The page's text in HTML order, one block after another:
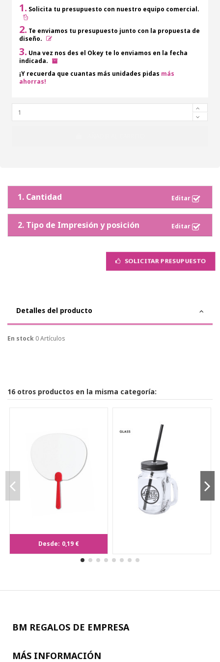
1. Solicita tu presupuesto con nuestro equipo comercial.
2. Te enviamos tu presupuesto junto con la propuesta de
diseño.
3. Una vez nos des el Okey te lo enviamos en la fecha
indicada.
¡Y recuerda que cuantas más unidades pidas más
ahorras!
1. Cantidad
2. Tipo de Impresión y posición
SOLICITAR PRESUPUESTO
Detalles del producto
En stock 0 Artículos
16 otros productos en la misma categoría:
Desde: 0,19 €
BM REGALOS DE EMPRESA
MÁS INFORMACIÓN